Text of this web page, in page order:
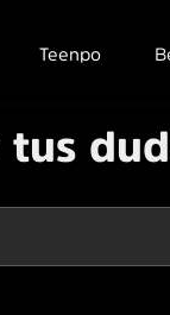
Teenpo
tus